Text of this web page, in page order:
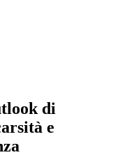
di
e